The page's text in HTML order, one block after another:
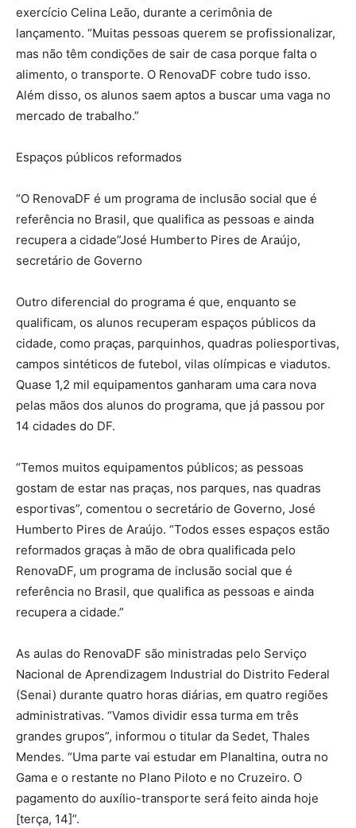
exercício Celina Leão, durante a cerimônia de
lançamento. “Muitas pessoas querem se profissionalizar,
mas não têm condições de sair de casa porque falta o
alimento, o transporte. O RenovaDF cobre tudo isso.
Além disso, os alunos saem aptos a buscar uma vaga no
mercado de trabalho.”
Espaços públicos reformados
“O RenovaDF é um programa de inclusão social que é
referência no Brasil, que qualifica as pessoas e ainda
recupera a cidade”José Humberto Pires de Araújo,
secretário de Governo
Outro diferencial do programa é que, enquanto se
qualificam, os alunos recuperam espaços públicos da
cidade, como praças, parquinhos, quadras poliesportivas,
campos sintéticos de futebol, vilas olímpicas e viadutos.
Quase 1,2 mil equipamentos ganharam uma cara nova
pelas mãos dos alunos do programa, que já passou por
14 cidades do DF.
“Temos muitos equipamentos públicos; as pessoas
gostam de estar nas praças, nos parques, nas quadras
esportivas”, comentou o secretário de Governo, José
Humberto Pires de Araújo. “Todos esses espaços estão
reformados graças à mão de obra qualificada pelo
RenovaDF, um programa de inclusão social que é
referência no Brasil, que qualifica as pessoas e ainda
recupera a cidade.”
As aulas do RenovaDF são ministradas pelo Serviço
Nacional de Aprendizagem Industrial do Distrito Federal
(Senai) durante quatro horas diárias, em quatro regiões
administrativas. “Vamos dividir essa turma em três
grandes grupos”, informou o titular da Sedet, Thales
Mendes. “Uma parte vai estudar em Planaltina, outra no
Gama e o restante no Plano Piloto e no Cruzeiro. O
pagamento do auxílio-transporte será feito ainda hoje
[terça, 14]”.